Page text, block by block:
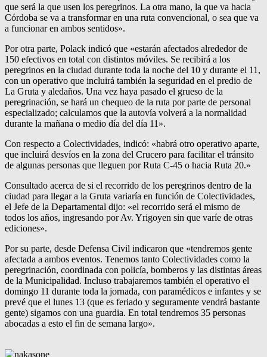
que será la que usen los peregrinos. La otra mano, la que va hacia
Córdoba se va a transformar en una ruta convencional, o sea que va
a funcionar en ambos sentidos».
Por otra parte, Polack indicó que «estarán afectados alrededor de
150 efectivos en total con distintos móviles. Se recibirá a los
peregrinos en la ciudad durante toda la noche del 10 y durante el 11,
con un operativo que incluirá también la seguridad en el predio de
La Gruta y aledaños. Una vez haya pasado el grueso de la
peregrinación, se hará un chequeo de la ruta por parte de personal
especializado; calculamos que la autovía volverá a la normalidad
durante la mañana o medio día del día 11».
Con respecto a Colectividades, indicó: «habrá otro operativo aparte,
que incluirá desvíos en la zona del Crucero para facilitar el tránsito
de algunas personas que lleguen por Ruta C-45 o hacia Ruta 20.»
Consultado acerca de si el recorrido de los peregrinos dentro de la
ciudad para llegar a la Gruta variaría en función de Colectividades,
el Jefe de la Departamental dijo: «el recorrido será el mismo de
todos los años, ingresando por Av. Yrigoyen sin que varíe de otras
ediciones».
Por su parte, desde Defensa Civil indicaron que «tendremos gente
afectada a ambos eventos. Tenemos tanto Colectividades como la
peregrinación, coordinada con policía, bomberos y las distintas áreas
de la Municipalidad. Incluso trabajaremos también el operativo el
domingo 11 durante toda la jornada, con paramédicos e infantes y se
prevé que el lunes 13 (que es feriado y seguramente vendrá bastante
gente) sigamos con una guardia. En total tendremos 35 personas
abocadas a esto el fin de semana largo».